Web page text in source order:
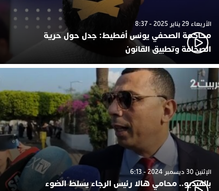
الأربعاء 29 يناير 2025 - 8:37
محاكمة الصحفي يونس أفطيط: جدل حول حرية
الصحافة وتطبيق القانون
الإثنين 30 ديسمبر 2024 - 6:13
بالفيديو.. محامي هالا رئيس الرجاء يسلط الضوء